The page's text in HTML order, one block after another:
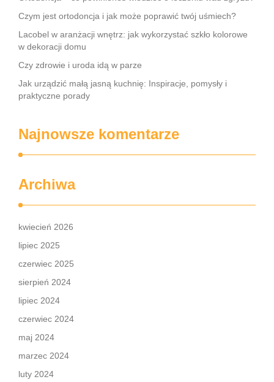
Czym jest ortodoncja i jak może poprawić twój uśmiech?
Lacobel w aranżacji wnętrz: jak wykorzystać szkło kolorowe
w dekoracji domu
Czy zdrowie i uroda idą w parze
Jak urządzić małą jasną kuchnię: Inspiracje, pomysły i
praktyczne porady
Najnowsze komentarze
Archiwa
kwiecień 2026
lipiec 2025
czerwiec 2025
sierpień 2024
lipiec 2024
czerwiec 2024
maj 2024
marzec 2024
luty 2024